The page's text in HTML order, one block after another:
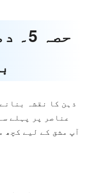
حصہ
ذہن کا نقشہ
عناصر پر پہلے
آپ مشق کے لیے کچھ